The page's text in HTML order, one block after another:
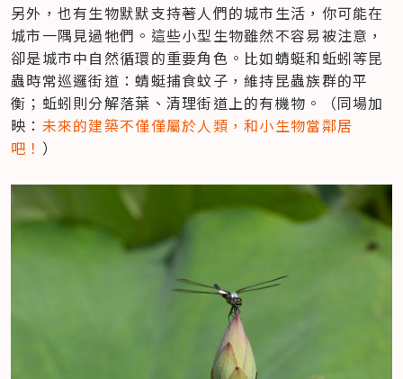
另外，也有生物默默支持著人們的城市生活，你可能在
城市一隅見過牠們。這些小型生物雖然不容易被注意，
卻是城市中自然循環的重要角色。比如蜻蜓和蚯蚓等昆
蟲時常巡邏街道：蜻蜓捕食蚊子，維持昆蟲族群的平
衡；蚯蚓則分解落葉、清理街道上的有機物。（同場加
映： 未來的建築不僅僅屬於人類，和小生物當鄰居
吧！ ）